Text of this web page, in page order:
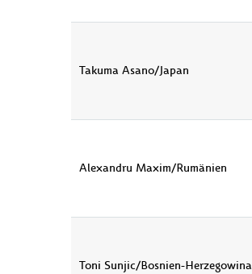
Takuma Asano/Japan
Alexandru Maxim/Rumänien
Toni Sunjic/Bosnien-Herzegowina